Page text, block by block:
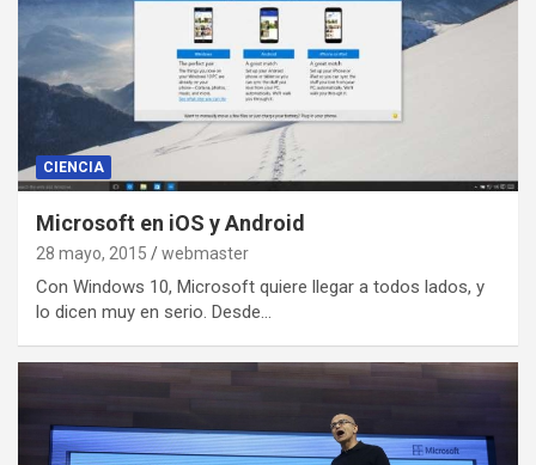
CIENCIA
Microsoft en iOS y Android
28 mayo, 2015 webmaster
Con Windows 10, Microsoft quiere llegar a todos lados, y
lo dicen muy en serio. Desde…